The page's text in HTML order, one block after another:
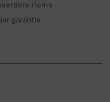
items
garantie